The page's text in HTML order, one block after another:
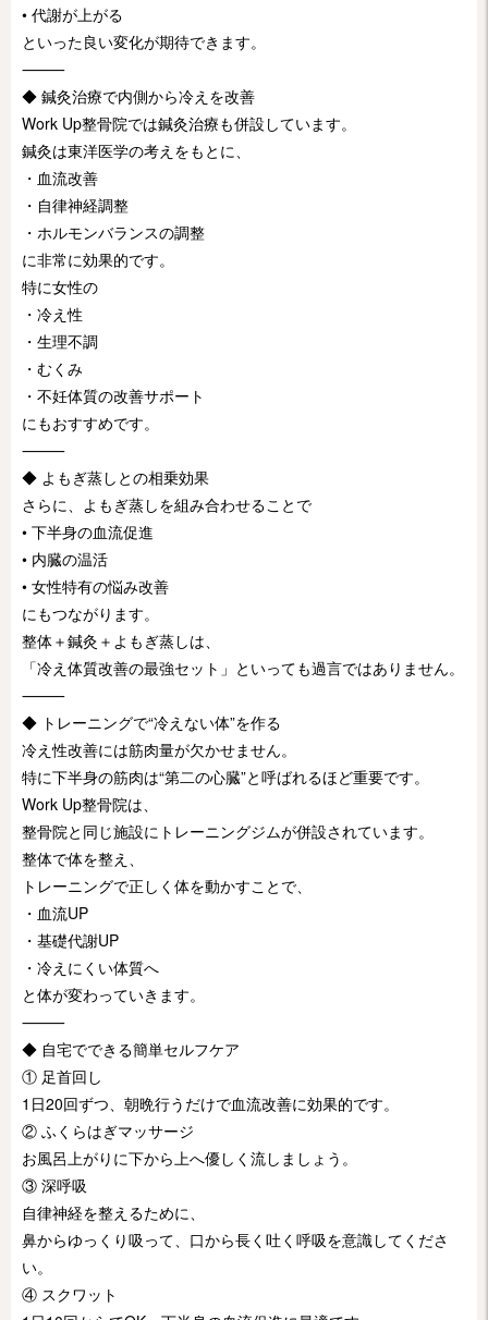
• 代謝が上がる
といった良い変化が期待できます。
⸻
◆ 鍼灸治療で内側から冷えを改善
Work Up整骨院では鍼灸治療も併設しています。
鍼灸は東洋医学の考えをもとに、
・血流改善
・自律神経調整
・ホルモンバランスの調整
に非常に効果的です。
特に女性の
・冷え性
・生理不調
・むくみ
・不妊体質の改善サポート
にもおすすめです。
⸻
◆ よもぎ蒸しとの相乗効果
さらに、よもぎ蒸しを組み合わせることで
• 下半身の血流促進
• 内臓の温活
• 女性特有の悩み改善
にもつながります。
整体＋鍼灸＋よもぎ蒸しは、
「冷え体質改善の最強セット」といっても過言ではありません。
⸻
◆ トレーニングで“冷えない体”を作る
冷え性改善には筋肉量が欠かせません。
特に下半身の筋肉は“第二の心臓”と呼ばれるほど重要です。
Work Up整骨院は、
整骨院と同じ施設にトレーニングジムが併設されています。
整体で体を整え、
トレーニングで正しく体を動かすことで、
・血流UP
・基礎代謝UP
・冷えにくい体質へ
と体が変わっていきます。
⸻
◆ 自宅でできる簡単セルフケア
① 足首回し
1日20回ずつ、朝晩行うだけで血流改善に効果的です。
② ふくらはぎマッサージ
お風呂上がりに下から上へ優しく流しましょう。
③ 深呼吸
自律神経を整えるために、
鼻からゆっくり吸って、口から長く吐く呼吸を意識してくださ
い。
④ スクワット